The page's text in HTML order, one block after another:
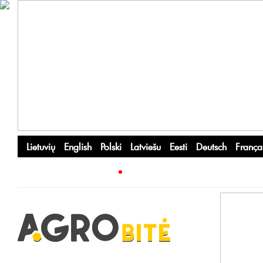
Lietuvių English Polski Latviešu Eesti Deutsch